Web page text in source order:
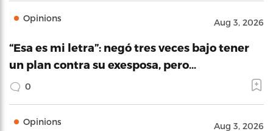
Opinions Aug 3, 2026
“Esa es mi letra”: negó tres veces bajo tener
un plan contra su exesposa, pero…
0
Opinions Aug 3, 2026